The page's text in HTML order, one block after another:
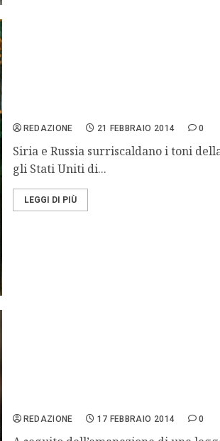
REDAZIONE 21 FEBBRAIO 2014 0
Siria e Russia surriscaldano i toni
gli Stati Uniti di...
LEGGI DI PIÙ
REDAZIONE 17 FEBBRAIO 2014 0